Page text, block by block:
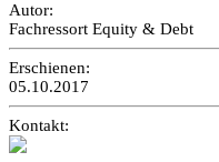
Autor:
Fachressort Equity & Debt
Erschienen:
05.10.2017
Kontakt: